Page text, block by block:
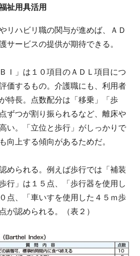
祉用具活用
リハビリ職の関与が進めば、ＡＤ
サービスの提供が期待できる。
Ｉ」は１０項目のＡＤＬ項目につ
価するもの。介護職にも、利用者
特長。点数配分は「移乗」「歩
ずつが割り振られるなど、離床や
い。「立位と歩行」がしっかりで
向上する傾向があるためだ。
められる。例えば歩行では「補装
行」は１５点、「歩行器を使用し
点、「車いすを使用した４５ｍ歩
が認められる。（表２）